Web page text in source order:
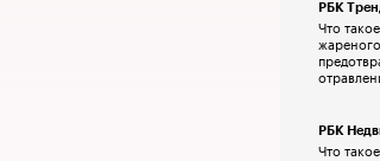
РБК
Что
РБК
Что